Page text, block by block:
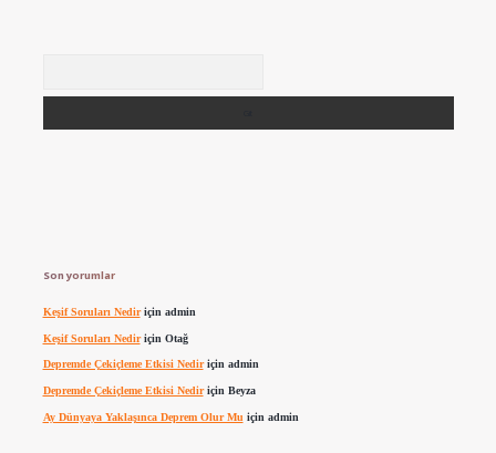
Son yorumlar
Keşif Soruları Nediriçin admin
Keşif Soruları Nediriçin Otağ
Depremde Çekiçleme Etkisi Nediriçin admin
Depremde Çekiçleme Etkisi Nediriçin Beyza
Ay Dünyaya Yaklaşınca Deprem Olur Mu için admin